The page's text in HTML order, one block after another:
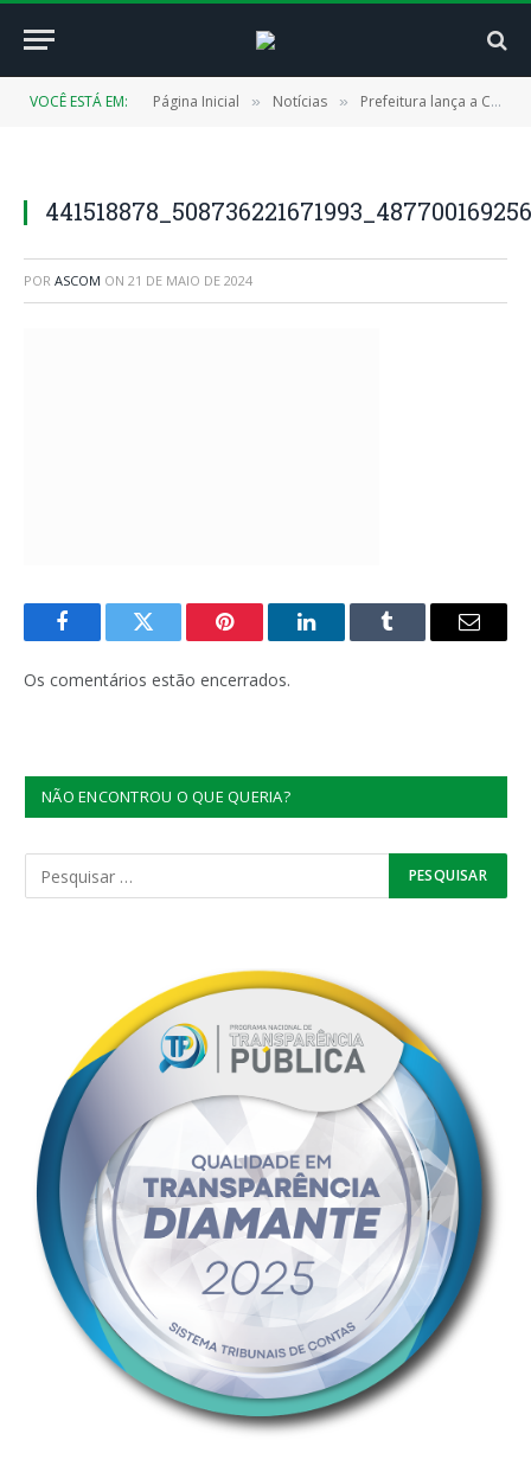
VOCÊ ESTÁ EM: Página Inicial » Notícias » Prefeitura lança a Campanha “Faça Bonito” pelas crianças e adolescentes.
POR ASCOM ON 21 DE MAIO DE 2024
FacebookTwitter Pinterest LinkedInTumblr
E-
Os comentários estão encerrados.
NÃO ENCONTROU O QUE QUERIA?